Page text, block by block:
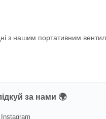
з нашим портативним
за нами 🌍
Instagram